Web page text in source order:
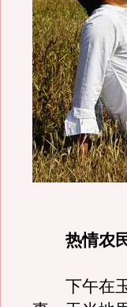
热情农民
下午在玉